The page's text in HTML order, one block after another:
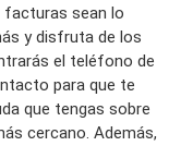
facturas sean lo
y disfruta de los
el teléfono de
para que te
que tengas sobre
cercano. Además,